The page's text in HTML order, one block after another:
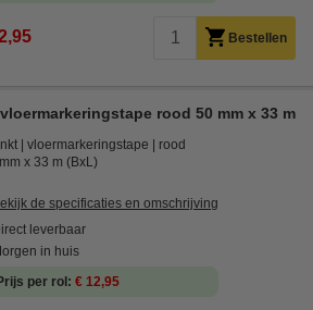
Bestellen
rood 50 mm x 33 m
vloermarkeringstape
rood
x 33 m (BxL)
de specificaties en omschrijving
leverbaar
in huis
per rol
€ 12,95